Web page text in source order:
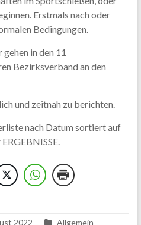
Erstmals nach oder
Bedingungen.
in den 11
Bezirksverband an den
und zeitnah zu berichten.
nach Datum sortiert auf
2022 Allgemein